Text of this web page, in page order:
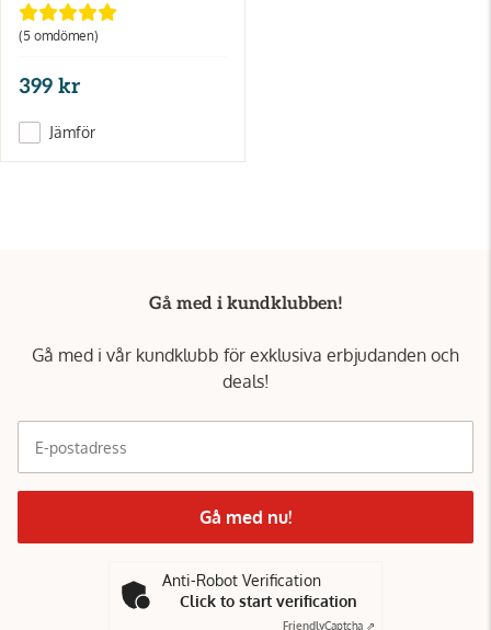
(5 omdömen)
399 kr
Jämför
Gå med i kundklubben!
Gå med i vår kundklubb för exklusiva erbjudanden och
deals!
E-postadress
Gå med nu!
Anti-Robot Verification
Click to start verification
FriendlyCaptcha ⇗